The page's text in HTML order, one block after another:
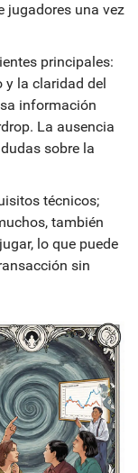
jugadores una vez
principales:
y la claridad del
información
La ausencia
sobre la
técnicos;
también
lo que puede
sin